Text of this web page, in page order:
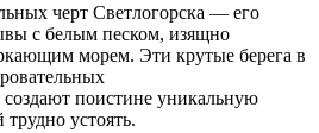
черт Светлогорска — его
с белым песком, изящно
морем. Эти крутые берега в
создают поистине уникальную
трудно устоять.